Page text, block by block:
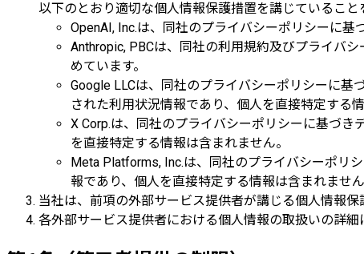
以下のとおり適切な個人情報保護措置を講じていること
OpenAI, Inc.は、同社のプライバシーポリシーに
Anthropic, PBCは、同社の利用規約及びプライバ
めています。
Google LLCは、同社のプライバシーポリシーに基
された利用状況情報であり、個人を直接特定する
X Corp.は、同社のプライバシーポリシーに基づ
を直接特定する情報は含まれません。
Meta Platforms, Inc.は、同社のプライバシーポリ
報であり、個人を直接特定する情報は含まれません
当社は、前項の外部サービス提供者が講じる個人情報
各外部サービス提供者における個人情報の取扱いの詳